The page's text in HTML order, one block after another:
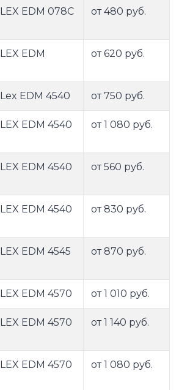
EDM 078C
от 480 руб.
EDM
от 620 руб.
EDM 4540 от 750 руб.
EDM 4540
от 1 080 руб.
EDM 4540
от 560 руб.
EDM 4540
от 830 руб.
EDM 4545
от 870 руб.
EDM 4570 от 1 010 руб.
EDM 4570
от 1 140 руб.
EDM 4570
от 1 080 руб.